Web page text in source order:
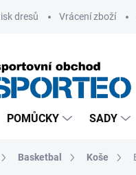
dresů Vrácení zboží
POMŮCKY SADY
Basketbal Koše